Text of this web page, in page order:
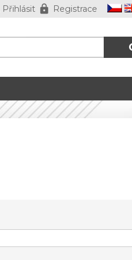
Přihlásit Registrace